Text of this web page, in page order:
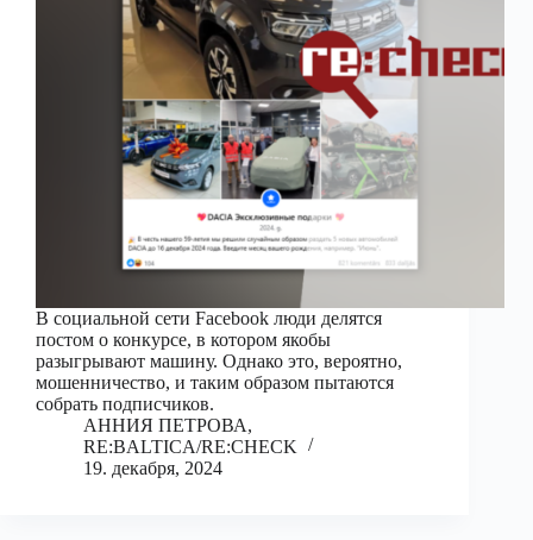
В социальной сети Facebook люди делятся
постом о конкурсе, в котором якобы
разыгрывают машину. Однако это, вероятно,
мошенничество, и таким образом пытаются
собрать подписчиков.
АННИЯ ПЕТРОВА,
RE:BALTICA/RE:CHECK
19. декабря, 2024